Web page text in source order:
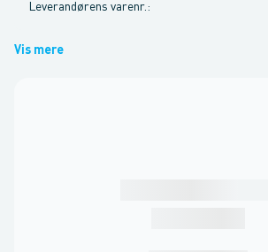
Leverandørens varenr. :
Vis mere